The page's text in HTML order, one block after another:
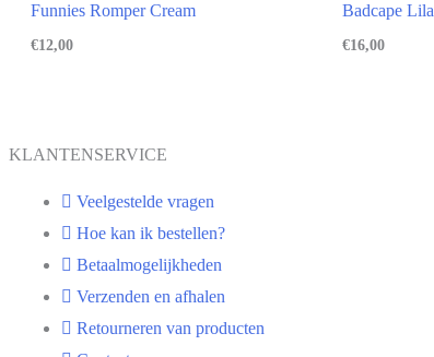
Funnies Romper Cream
€12,00
Badcape Lila
€16,00
KLANTENSERVICE
Veelgestelde vragen
Hoe kan ik bestellen?
Betaalmogelijkheden
Verzenden en afhalen
Retourneren van producten